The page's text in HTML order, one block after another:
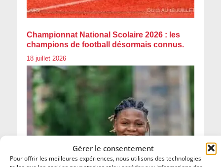
Gérer le consentement
Pour offrir les meilleures expériences, nous utilisons des technologies
Championnat National Scolaire 2026 : les
champions de football désormais connus.
18 juillet 2026